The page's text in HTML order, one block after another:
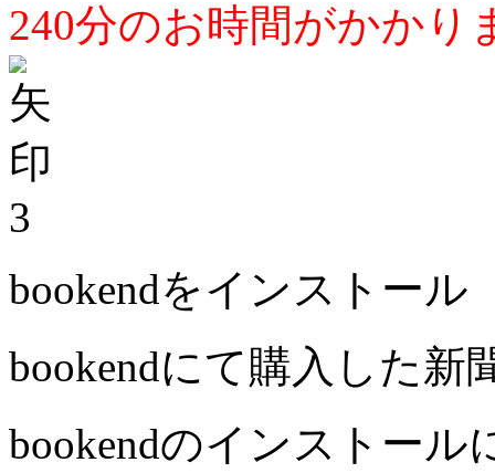
240分のお時間がかかり
3
bookendをインストール
bookendにて購入した新
bookendのインストール